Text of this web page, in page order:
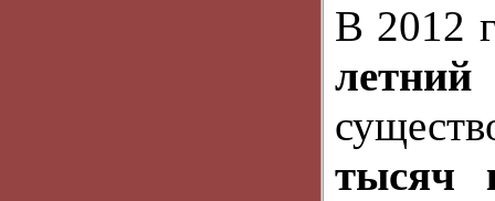
В 2012
летний
тысяч